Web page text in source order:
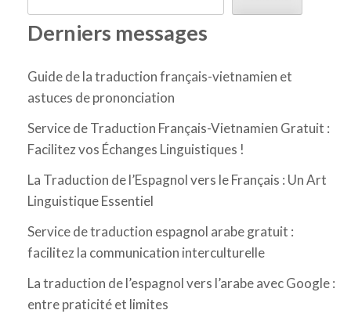
Derniers messages
Guide de la traduction français-vietnamien et
astuces de prononciation
Service de Traduction Français-Vietnamien Gratuit :
Facilitez vos Échanges Linguistiques !
La Traduction de l’Espagnol vers le Français : Un Art
Linguistique Essentiel
Service de traduction espagnol arabe gratuit :
facilitez la communication interculturelle
La traduction de l’espagnol vers l’arabe avec Google :
entre praticité et limites